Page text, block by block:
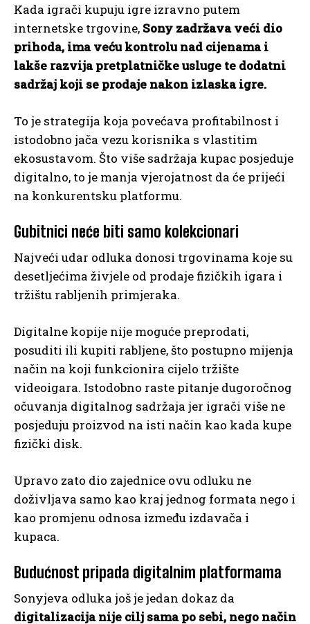
Kada igrači kupuju igre izravno putem
internetske trgovine, Sony zadržava veći dio
prihoda, ima veću kontrolu nad cijenama i
lakše razvija pretplatničke usluge te dodatni
sadržaj koji se prodaje nakon izlaska igre.
To je strategija koja povećava profitabilnost i
istodobno jača vezu korisnika s vlastitim
ekosustavom. Što više sadržaja kupac posjeduje
digitalno, to je manja vjerojatnost da će prijeći
na konkurentsku platformu.
Gubitnici neće biti samo kolekcionari
Najveći udar odluka donosi trgovinama koje su
desetljećima živjele od prodaje fizičkih igara i
tržištu rabljenih primjeraka.
Digitalne kopije nije moguće preprodati,
posuditi ili kupiti rabljene, što postupno mijenja
način na koji funkcionira cijelo tržište
videoigara. Istodobno raste pitanje dugoročnog
očuvanja digitalnog sadržaja jer igrači više ne
posjeduju proizvod na isti način kao kada kupe
fizički disk.
Upravo zato dio zajednice ovu odluku ne
doživljava samo kao kraj jednog formata nego i
kao promjenu odnosa između izdavača i
kupaca.
Budućnost pripada digitalnim platformama
Sonyjeva odluka još je jedan dokaz da
digitalizacija nije cilj sama po sebi, nego način